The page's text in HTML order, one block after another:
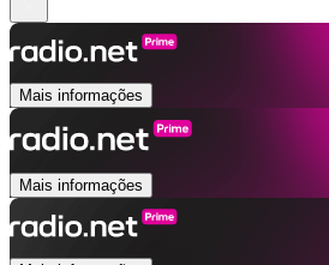
Mais informações
Mais informações